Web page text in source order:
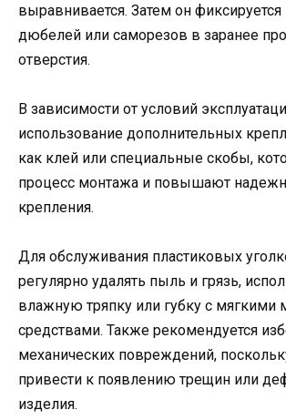
выравнивается. Затем он
дюбелей или саморезов в заранее
отверстия.
В зависимости от условий
использование дополнительных
как клей или специальные скобы,
процесс монтажа и повышают
крепления.
Для обслуживания пластиковых
регулярно удалять пыль и грязь,
влажную тряпку или губку с
средствами. Также рекомендуется
механических повреждений,
привести к появлению трещин или
изделия.